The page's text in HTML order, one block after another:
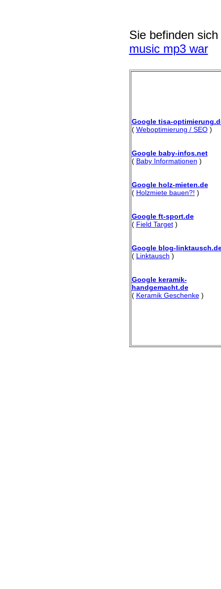
Sie befinden
music mp3 war
Google tisa-
( Weboptimierung / SEO)
Google baby-infos.net
( Baby Informationen )
Google holz-mieten.de
( Holzmiete bauen?! )
Google ft-sport.de
( Field Target)
Google blog-
( Linktausch )
Google keramik-
handgemacht.de
( Keramik Geschenke)